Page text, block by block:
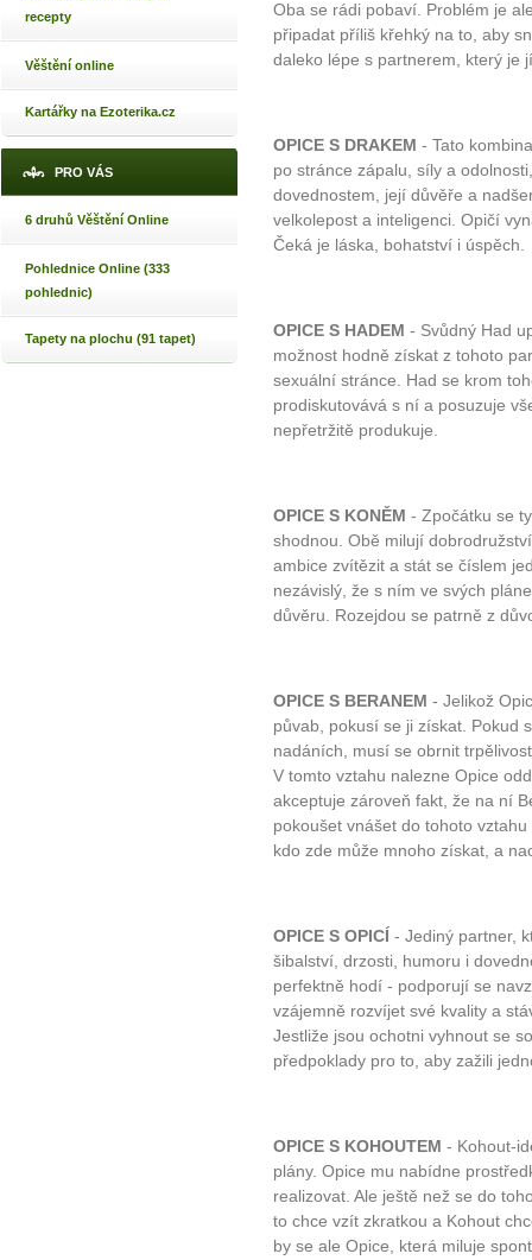
recepty
Věštění online
Kartářky na Ezoterika.cz
PRO VÁS
6 druhů Věštění Online
Pohlednice Online (333
pohlednic)
Tapety na plochu (91 tapet)
Oba se rádi pobaví. Problém je
připadat příliš křehký na to, aby
daleko lépe s partnerem, který je
OPICE S DRAKEM - Tato
po stránce zápalu, síly a
dovednostem, její důvěře a
velkolepost a inteligenci. Opičí
Čeká je láska, bohatství i úspěch.
OPICE S HADEM - Svůdný Had
možnost hodně získat z tohoto
sexuální stránce. Had se krom
prodiskutovává s ní a posuzuje
nepřetržitě produkuje.
OPICE S KONĚM - Zpočátku se
shodnou. Obě milují
ambice zvítězit a stát se číslem
nezávislý, že s ním ve svých
důvěru. Rozejdou se patrně z
OPICE S BERANEM - Jelikož
půvab, pokusí se ji získat. Pokud
nadáních, musí se obrnit
V tomto vztahu nalezne Opice
akceptuje zároveň fakt, že na ní
pokoušet vnášet do tohoto
kdo zde může mnoho získat, a
OPICE S OPICÍ - Jediný partner,
šibalství, drzosti, humoru i
perfektně hodí - podporují se
vzájemně rozvíjet své kvality a
Jestliže jsou ochotni vyhnout se
předpoklady pro to, aby zažili
OPICE S KOHOUTEM - Kohout-
plány. Opice mu nabídne
realizovat. Ale ještě než se do
to chce vzít zkratkou a Kohout
by se ale Opice, která miluje